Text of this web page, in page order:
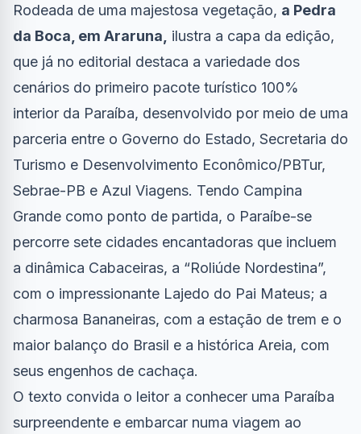
Rodeada de uma majestosa vegetação, a Pedra
da Boca, em Araruna,
ilustra a capa da edição,
que já no editorial destaca a variedade dos
cenários do primeiro pacote turístico 100%
interior da Paraíba, desenvolvido por meio de uma
parceria entre o Governo do Estado, Secretaria do
Turismo e Desenvolvimento Econômico/PBTur,
Sebrae-PB e Azul Viagens. Tendo Campina
Grande como ponto de partida, o Paraíbe-se
percorre sete cidades encantadoras que incluem
a dinâmica Cabaceiras, a “Roliúde Nordestina”,
com o impressionante Lajedo do Pai Mateus; a
charmosa Bananeiras, com a estação de trem e o
maior balanço do Brasil e a histórica Areia, com
seus engenhos de cachaça.
O texto convida o leitor a conhecer uma Paraíba
surpreendente e embarcar numa viagem ao